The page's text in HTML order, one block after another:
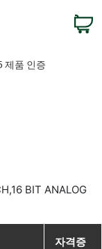
품 인증
BIT ANALOG
자격증